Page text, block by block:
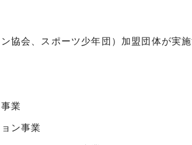
協会、スポーツ少年団）加盟団体が実
業
ン事業